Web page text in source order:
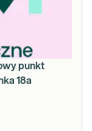
punkt
18a